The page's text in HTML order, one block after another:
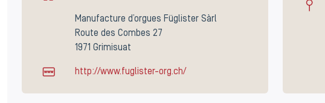
Manufacture d’orgues Füglister Sàrl
Route des Combes 27
1971 Grimisuat
http://www.fuglister-org.ch/